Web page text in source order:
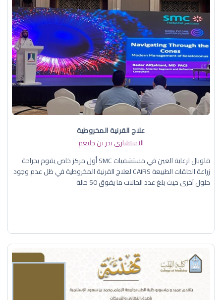
علاج القرنية المخروطية
الاستشاري بدر بن جليغم
قلوبال لرعاية العين في مستشفيات SMC أول مركز خاص يقوم بجراحة
زراعة الحلقات الطبيعة CAIRS لعلاج القرنية المخروطية في ظل عدم وجود
حلول آخرى حيث بلغ عدد الحالات ما يفوق 50 حالة